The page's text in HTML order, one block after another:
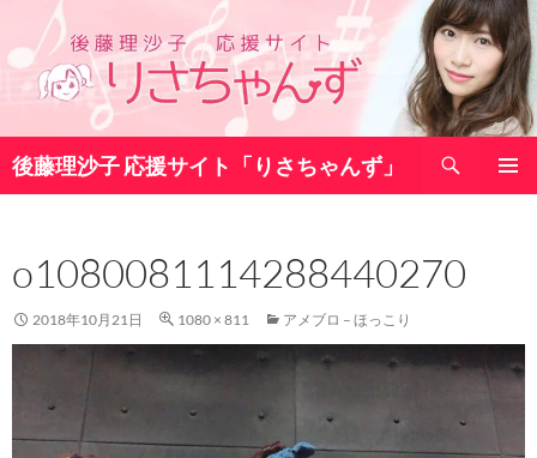
テ
へ
ス
プ
後藤理沙子 応援サイト「りさちゃんず」
索
o1080081114288440270
2018年10月21日 1080 × 811 アメブロ – ほっこり